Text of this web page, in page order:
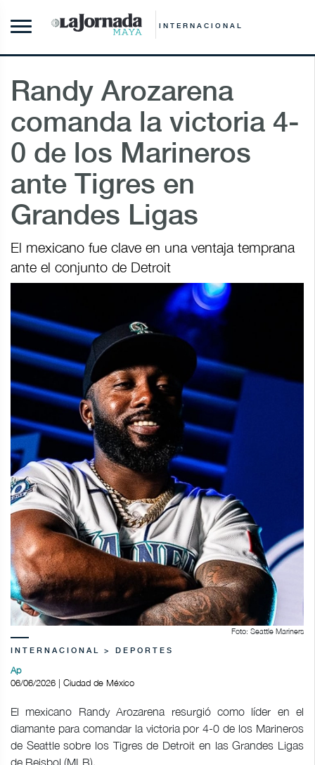
INTERNACIONAL
Randy Arozarena
comanda la victoria 4-
0 de los Marineros
ante Tigres en
Grandes Ligas
El mexicano fue clave en una ventaja temprana
ante el conjunto de Detroit
Foto: Seattle Mariners
INTERNACIONAL > DEPORTES
Ap
06/06/2026 | Ciudad de México
El mexicano Randy Arozarena resurgió como líder en el
diamante para comandar la victoria por 4-0 de los Marineros
de Seattle sobre los Tigres de Detroit en las Grandes Ligas
de Beisbol (MLB).